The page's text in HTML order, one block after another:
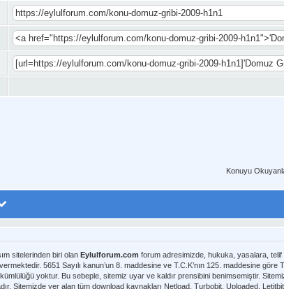
Konuyu
sitelerinden biri olan Eylulforum.com forum adresimizde, hukuka, yasalara, telif
5651 Sayılı kanun’un 8. maddesine ve T.C.K’nın 125. maddesine
yoktur. Bu sebeple, sitemiz uyar ve kaldır prensibini benimsemiştir.
Netload, Turbobit, Uploaded, Letitbit, Alldebrid, Rapidshare, Rapidgator v.b. paylaşım sitelerinden alınmaktadır. Telif hakları sorumluluğu bu